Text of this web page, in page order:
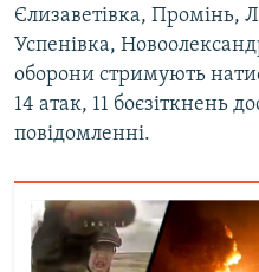
Єлизаветівка, Промінь,
Успенівка,
оборони стримують
14 атак, 11 боєзіткнень
повідомленні.